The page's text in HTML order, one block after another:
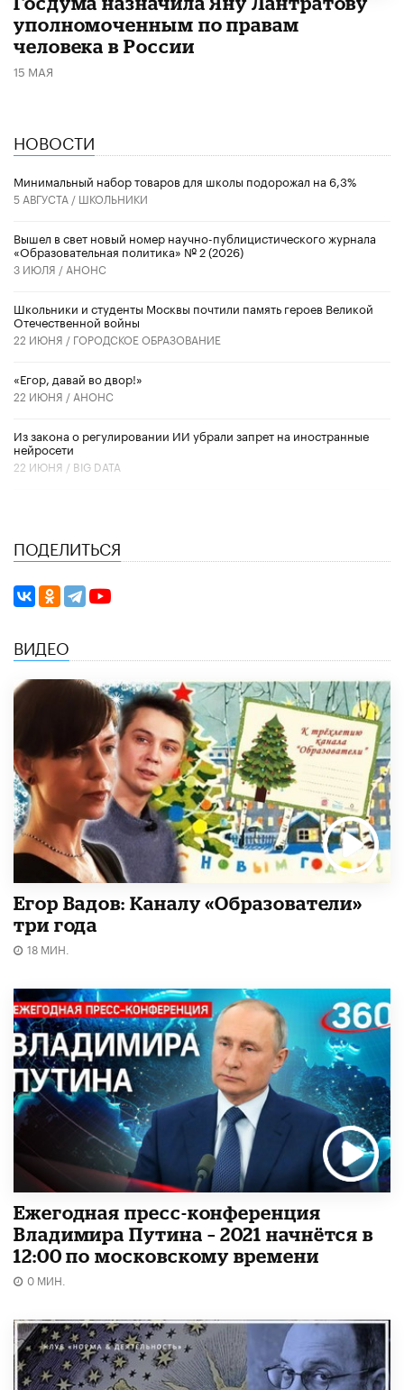
уполномоченным по правам
человека в России
15 МАЯ
НОВОСТИ
Минимальный набор товаров для школы подорожал на 6,3%
5 АВГУСТА / ШКОЛЬНИКИ
Вышел в свет новый номер научно-публицистического журнала
«Образовательная политика» № 2 (2026)
3 ИЮЛЯ / АНОНС
Школьники и студенты Москвы почтили память героев Великой
Отечественной войны
22 ИЮНЯ / ГОРОДСКОЕ ОБРАЗОВАНИЕ
«Егор, давай во двор!»
22 ИЮНЯ / АНОНС
Из закона о регулировании ИИ убрали запрет на иностранные
нейросети
22 ИЮНЯ / BIG DATA
ПОДЕЛИТЬСЯ
ВИДЕО
Егор Вадов: Каналу «Образователи»
три года
18 МИН.
Ежегодная пресс-конференция
Владимира Путина – 2021 начнётся в
12:00 по московскому времени
0 МИН.